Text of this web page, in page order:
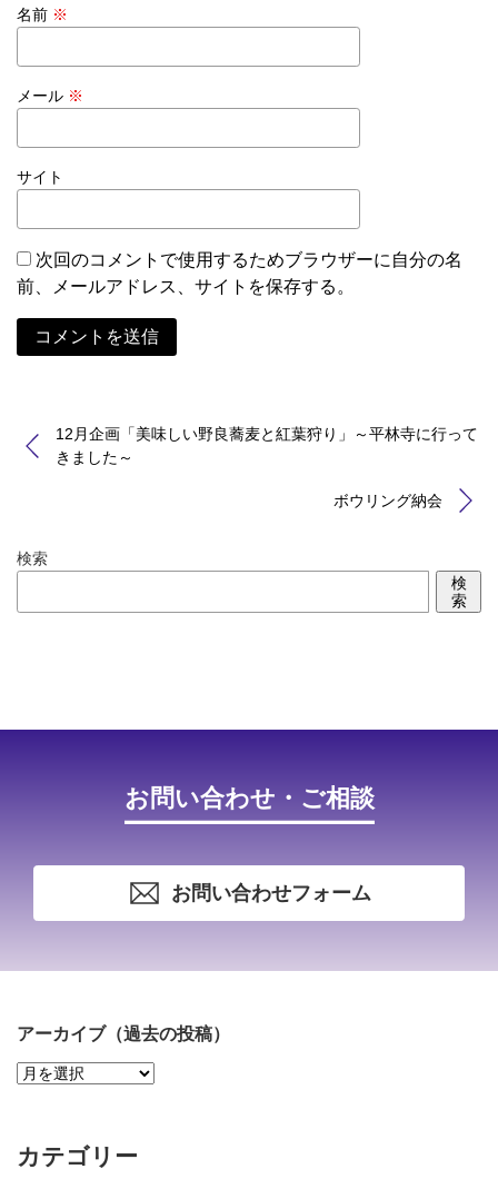
名前 ※
メール ※
サイト
次回のコメントで使用するためブラウザーに自分の名
前、メールアドレス、サイトを保存する。
12月企画「美味しい野良蕎麦と紅葉狩り」～平林寺に行って
きました～
ボウリング納会
検索
検
索
お問い合わせ・ご相談
お問い合わせフォーム
アーカイブ（過去の投稿）
ア
イ
ブ
カテゴリー